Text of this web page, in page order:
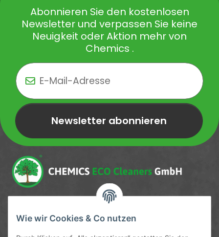
Wie wir Cookies & Co nutzen
Abonnieren Sie den kostenlosen
Newsletter und verpassen Sie keine
Neuigkeit oder Aktion mehr von
Chemics .
Newsletter abonnieren
Newsletter Newsletter abonnieren
Service-Hotline
09372 / 70 80 90